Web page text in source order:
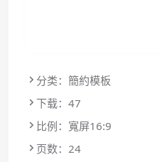
分类：簡約模板
下载：47
比例：寬屏16:9
页数：24